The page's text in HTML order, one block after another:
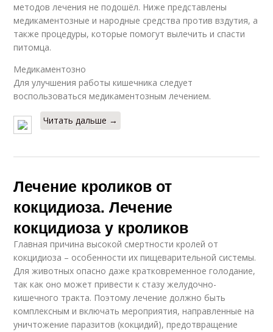
методов лечения не подошёл. Ниже представлены
медикаментозные и народные средства против вздутия, а
также процедуры, которые помогут вылечить и спасти
питомца.
Медикаментозно
Для улучшения работы кишечника следует
воспользоваться медикаментозным лечением.
Читать дальше →
Лечение кроликов от
кокцидиоза. Лечение
кокцидиоза у кроликов
Главная причина высокой смертности кролей от
кокцидиоза – особенности их пищеварительной системы.
Для животных опасно даже кратковременное голодание,
так как оно может привести к стазу желудочно-
кишечного тракта. Поэтому лечение должно быть
комплексным и включать мероприятия, направленные на
уничтожение паразитов (кокцидий), предотвращение